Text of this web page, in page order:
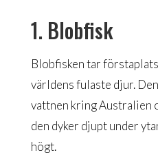
1. Blobfisk
Blobfisken tar
världens fulaste djur.
vattnen kring Australien
den dyker djupt under
högt.